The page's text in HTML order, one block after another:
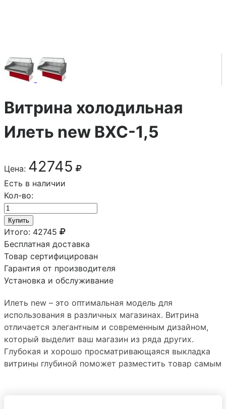
Витрина холодильная
Илеть new ВХС-1,5
Цена: 42745
Есть в наличии
Кол-во:
Купить
Итого: 42745
Бесплатная доставка
Товар сертифицирован
Гарантия от производителя
Установка и обслуживание
Илеть new – это оптимальная модель для
использования в различных магазинах. Витрина
отличается элегантным и современным дизайном,
который выделит ваш магазин из ряда других.
Глубокая и хорошо просматривающаяся выкладка
витрины глубиной поможет разместить товар самым